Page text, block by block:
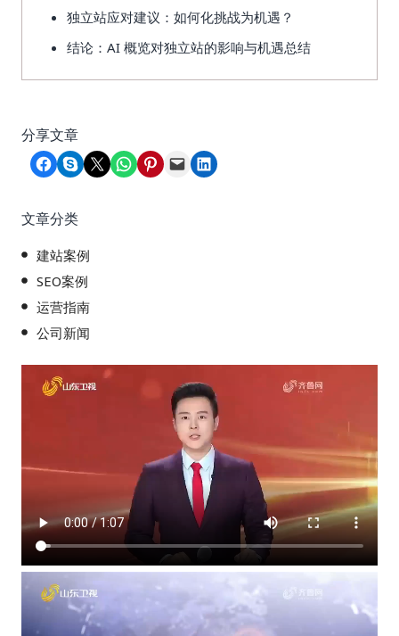
独立站应对建议：如何化挑战为机遇？
结论：AI 概览对独立站的影响与机遇总结
分享文章
Share on Facebook
Share on Skype
Share on X Share on WhatsApp
Share on Pinterest
Email this PageShare on LinkedIn
文章分类
建站案例
SEO案例
运营指南
公司新闻